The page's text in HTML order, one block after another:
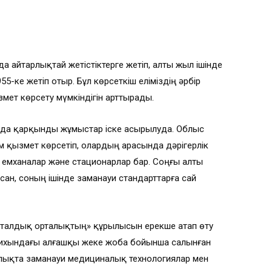
жетістіктерге жетіп, алты жыл ішінде
жетіп отыр. Бұл көрсеткіш еліміздің әрбір
көрсету мүмкіндігін арттырады.
қарқынды жұмыстар іске асырылуда. Облыс
көрсетіп, олардың арасында дәрігерлік
және стационарлар бар. Соңғы алты
соның ішінде заманауи стандарттарға сай
орталықтың» құрылысын ерекше атап өту
алғашқы жеке жоба бойынша салынған
заманауи медициналық технологиялар мен